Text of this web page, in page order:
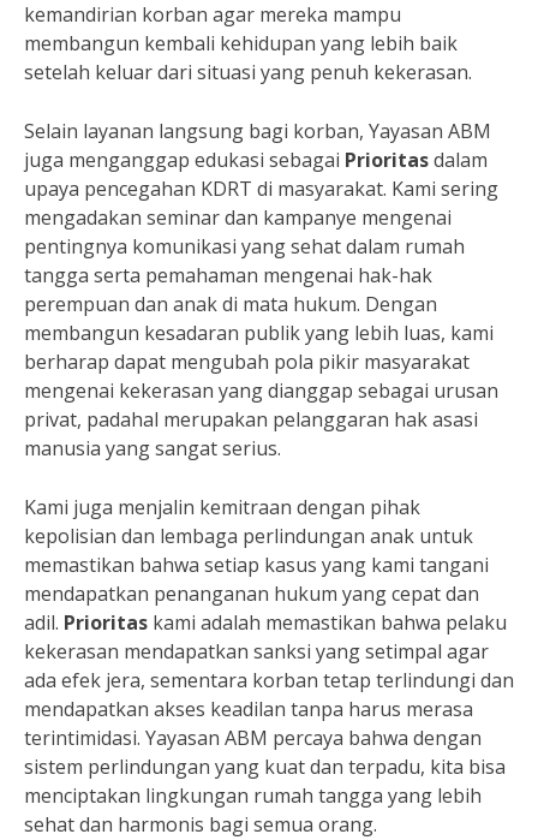
kemandirian korban agar mereka mampu
membangun kembali kehidupan yang lebih baik
setelah keluar dari situasi yang penuh kekerasan.
Selain layanan langsung bagi korban, Yayasan ABM
juga menganggap edukasi sebagai Prioritasdalam
upaya pencegahan KDRT di masyarakat. Kami sering
mengadakan seminar dan kampanye mengenai
pentingnya komunikasi yang sehat dalam rumah
tangga serta pemahaman mengenai hak-hak
perempuan dan anak di mata hukum. Dengan
membangun kesadaran publik yang lebih luas, kami
berharap dapat mengubah pola pikir masyarakat
mengenai kekerasan yang dianggap sebagai urusan
privat, padahal merupakan pelanggaran hak asasi
manusia yang sangat serius.
Kami juga menjalin kemitraan dengan pihak
kepolisian dan lembaga perlindungan anak untuk
memastikan bahwa setiap kasus yang kami tangani
mendapatkan penanganan hukum yang cepat dan
adil. Prioritas kami adalah memastikan bahwa pelaku
kekerasan mendapatkan sanksi yang setimpal agar
ada efek jera, sementara korban tetap terlindungi dan
mendapatkan akses keadilan tanpa harus merasa
terintimidasi. Yayasan ABM percaya bahwa dengan
sistem perlindungan yang kuat dan terpadu, kita bisa
menciptakan lingkungan rumah tangga yang lebih
sehat dan harmonis bagi semua orang.